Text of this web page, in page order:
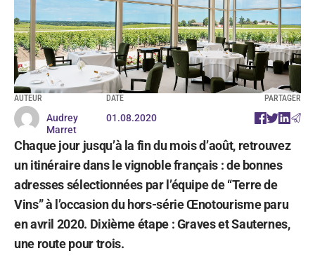
AUTEUR
Audrey
Marret
DATE
01.08.2020
PARTAGER
Chaque jour jusqu’à la fin du mois d’août, retrouvez
un itinéraire dans le vignoble français : de bonnes
adresses sélectionnées par l’équipe de “Terre de
Vins” à l’occasion du hors-série Œnotourisme paru
en avril 2020. Dixième étape : Graves et Sauternes,
une route pour trois.